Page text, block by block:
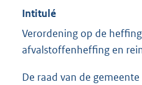
Intitulé
Verordening op de
afvalstoffenheffing en
De raad van de